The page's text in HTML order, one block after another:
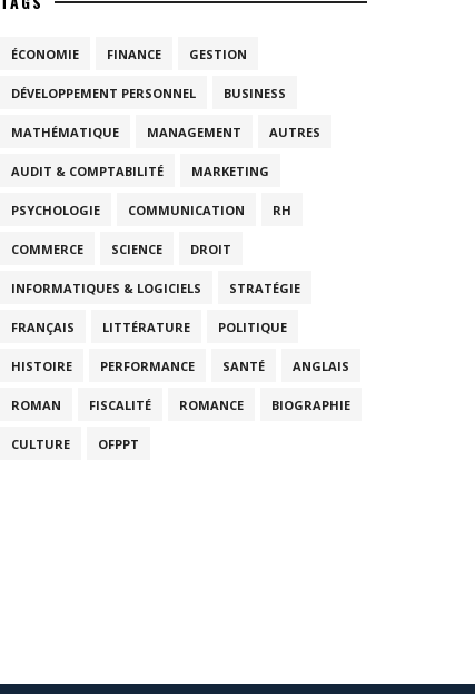
ÉCONOMIE FINANCE GESTION
DÉVELOPPEMENT PERSONNEL BUSINESS
MATHÉMATIQUE MANAGEMENT AUTRES
AUDIT & COMPTABILITÉ MARKETING
PSYCHOLOGIE COMMUNICATION RH
COMMERCE SCIENCE DROIT
INFORMATIQUES & LOGICIELS STRATÉGIE
FRANÇAIS LITTÉRATURE POLITIQUE
HISTOIRE PERFORMANCE SANTÉ ANGLAIS
ROMAN FISCALITÉ ROMANCE BIOGRAPHIE
CULTURE OFPPT